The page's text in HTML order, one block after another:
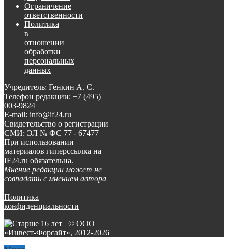
Ограничение
ответственности
Политика
в
отношении
обработки
персональных
данных
Учредитель: Генкин А. С.
Телефон редакции: +7 (495)
003-9824
E-mail: info@if24.ru
Свидетельство о регистрации
СМИ: ЭЛ № ФС 77 - 67477
При использовании
материалов гиперссылка на
IF24.ru обязательна.
Мнение редакции может не
совпадать с мнением автора
Политика
конфиденциальности
© ООО
«Инвест-Форсайт», 2012-2026